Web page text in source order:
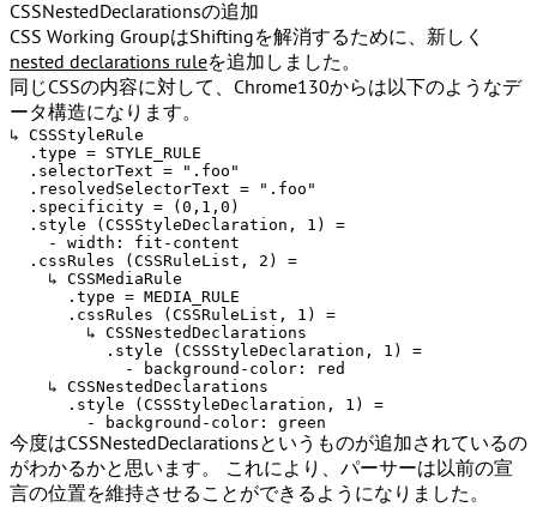
CSSNestedDeclarationsの追加
CSS Working GroupはShiftingを解消するために、新しく
nested declarations ruleを追加しました。
同じCSSの内容に対して、Chrome130からは以下のようなデ
ータ構造になります。
↳ CSSStyleRule
  .type = STYLE_RULE
  .selectorText = ".foo"
  .resolvedSelectorText = ".foo"
  .specificity = (0,1,0)
  .style (CSSStyleDeclaration, 1) =
    - width: fit-content
  .cssRules (CSSRuleList, 2) =
    ↳ CSSMediaRule
      .type = MEDIA_RULE
      .cssRules (CSSRuleList, 1) =
        ↳ CSSNestedDeclarations
          .style (CSSStyleDeclaration, 1) =
            - background-color: red
    ↳ CSSNestedDeclarations
      .style (CSSStyleDeclaration, 1) =
今度はCSSNestedDeclarationsというものが追加されているの
がわかるかと思います。 これにより、パーサーは以前の宣
言の位置を維持させることができるようになりました。